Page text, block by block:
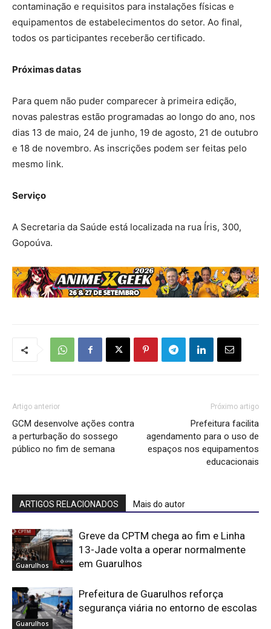
contaminação e requisitos para instalações físicas e
equipamentos de estabelecimentos do setor. Ao final,
todos os participantes receberão certificado.
Próximas datas
Para quem não puder comparecer à primeira edição,
novas palestras estão programadas ao longo do ano, nos
dias 13 de maio, 24 de junho, 19 de agosto, 21 de outubro
e 18 de novembro. As inscrições podem ser feitas pelo
mesmo link.
Serviço
A Secretaria da Saúde está localizada na rua Íris, 300,
Gopoúva.
Artigo anterior
GCM desenvolve ações contra
a perturbação do sossego
público no fim de semana
Próximo artigo
Prefeitura facilita
agendamento para o uso de
espaços nos equipamentos
educacionais
ARTIGOS RELACIONADOS Mais do autor
Guarulhos
Greve da CPTM chega ao fim e Linha
13-Jade volta a operar normalmente
em Guarulhos
Guarulhos
Prefeitura de Guarulhos reforça
segurança viária no entorno de escolas